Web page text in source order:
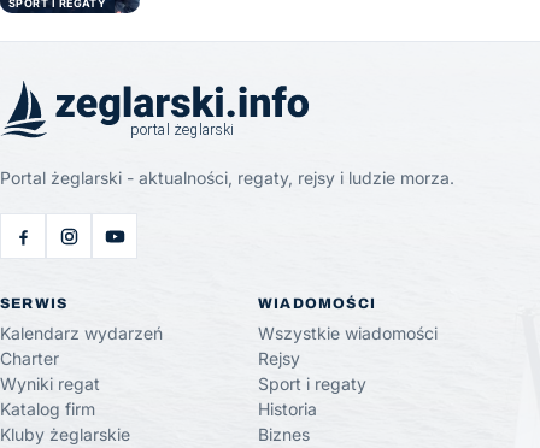
Portal żeglarski - aktualności, regaty, rejsy i ludzie morza.
SERWIS
Kalendarz wydarzeń
Charter
Wyniki regat
Katalog firm
Kluby żeglarskie
WIADOMOŚCI
Wszystkie wiadomości
Rejsy
Sport i regaty
Historia
Biznes